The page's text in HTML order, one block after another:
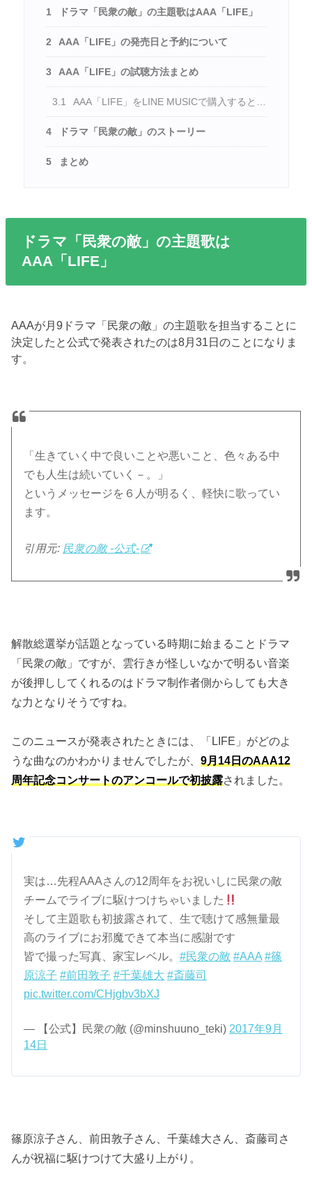
1 ドラマ「民衆の敵」の主題歌はAAA「LIFE」
2 AAA「LIFE」の発売日と予約について
3 AAA「LIFE」の試聴方法まとめ
3.1 AAA「LIFE」をLINE MUSICで購入すると…
4 ドラマ「民衆の敵」のストーリー
5 まとめ
ドラマ「民衆の敵」の主題歌は
AAA「LIFE」
AAAが月9ドラマ「民衆の敵」の主題歌を担当することに
決定したと公式で発表されたのは8月31日のことになりま
す。
「生きていく中で良いことや悪いこと、色々ある中
でも人生は続いていく－。」
というメッセージを６人が明るく、軽快に歌ってい
ます。
引用元: 民衆の敵 -公式-
解散総選挙が話題となっている時期に始まることドラマ
「民衆の敵」ですが、雲行きが怪しいなかで明るい音楽
が後押ししてくれるのはドラマ制作者側からしても大き
な力となりそうですね。
このニュースが発表されたときには、「LIFE」がどのよ
うな曲なのかわかりませんでしたが、9月14日のAAA12
周年記念コンサートのアンコールで初披露されました。
実は…先程AAAさんの12周年をお祝いしに民衆の敵
チームでライブに駆けつけちゃいました
そして主題歌も初披露されて、生で聴けて感無量最
高のライブにお邪魔できて本当に感謝です
皆で撮った写真、家宝レベル。#民衆の敵 #AAA #篠
原涼子 #前田敦子 #千葉雄大 #斎藤司
pic.twitter.com/CHjgbv3bXJ
— 【公式】民衆の敵 (@minshuuno_teki) 2017年9月
14日
篠原涼子さん、前田敦子さん、千葉雄大さん、斎藤司さ
んが祝福に駆けつけて大盛り上がり。